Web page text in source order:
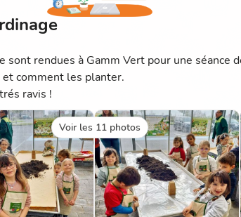
rendues à Gamm Vert pour une séance
comment les planter.
ravis !
Voir les 11 photos